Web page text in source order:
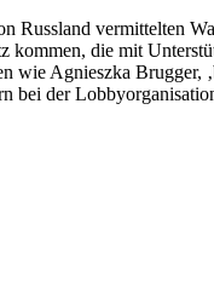
Russland vermittelten
die mit
Agnieszka Brugger,
der